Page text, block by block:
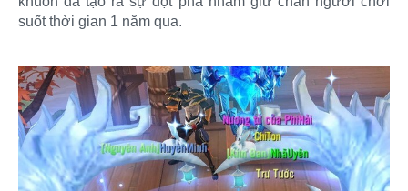
suốt thời gian 1 năm qua.